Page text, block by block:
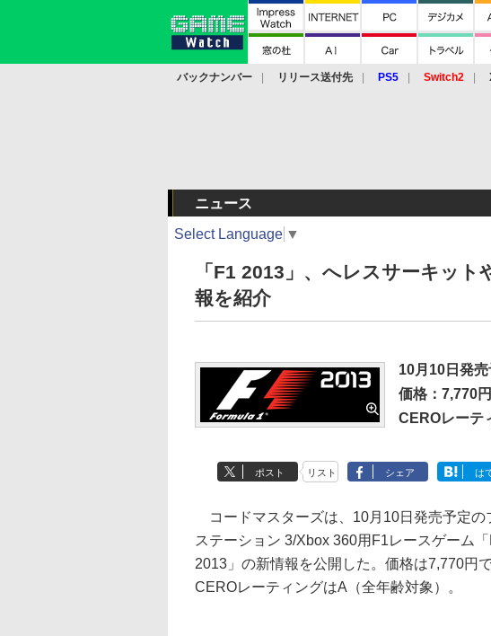
バックナンバー リリース送付先 PS5 Switch2
ニュース
Select Language ▼
「F1 2013」、へレスサーキッ
報を紹介
10月10日発売
価格：7,770円
CEROレーテ
ポスト リスト シェア は
コードマスターズは、10月10日発売予定の
ステーション 3/Xbox 360用F1レースゲーム
2013」の新情報を公開した。価格は7,770円で
CEROレーティングはA（全年齢対象）。